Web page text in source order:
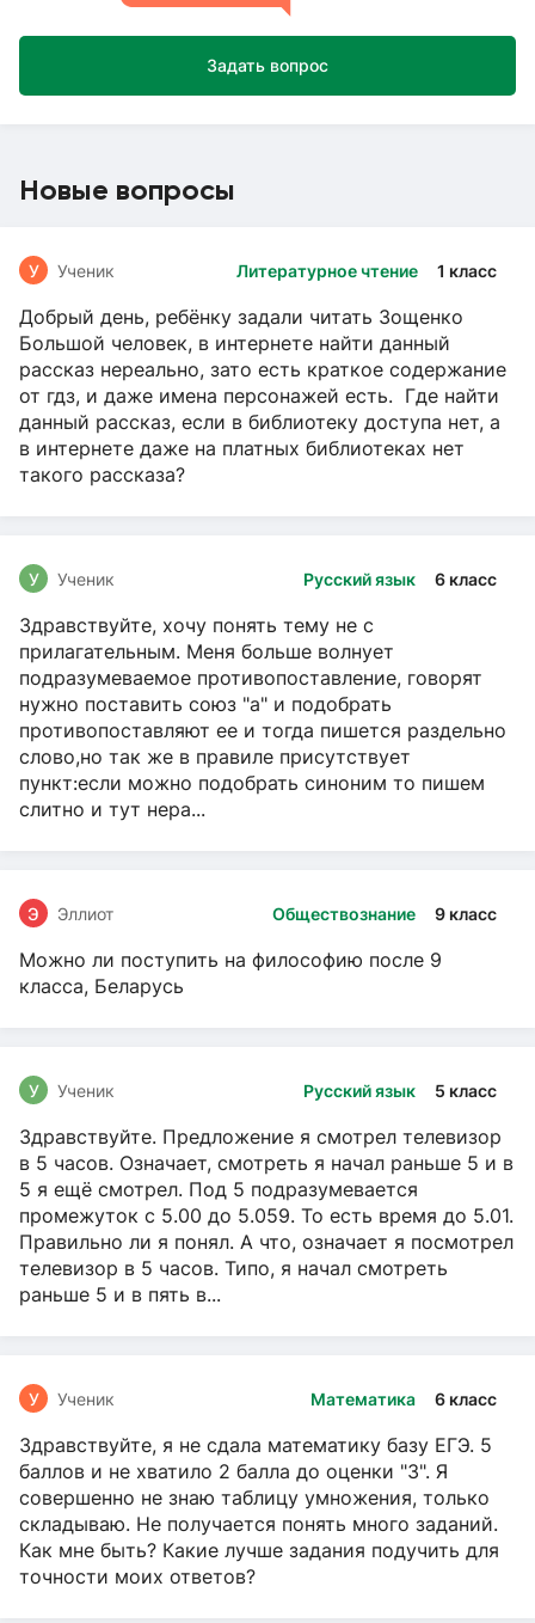
Задать вопрос
Новые вопросы
Литературное чтение 1 класс
У Ученик
Добрый день, ребёнку задали читать Зощенко
Большой человек, в интернете найти данный
рассказ нереально, зато есть краткое содержание
от гдз, и даже имена персонажей есть. Где найти
данный рассказ, если в библиотеку доступа нет, а
в интернете даже на платных библиотеках нет
такого рассказа?
Русский язык 6 класс
У Ученик
Здравствуйте, хочу понять тему не с
прилагательным. Меня больше волнует
подразумеваемое противопоставление, говорят
нужно поставить союз "а" и подобрать
противопоставляют ее и тогда пишется раздельно
слово,но так же в правиле присутствует
пункт:если можно подобрать синоним то пишем
слитно и тут нера...
Обществознание 9 класс
Э Эллиот
Можно ли поступить на философию после 9
класса, Беларусь
Русский язык 5 класс
У Ученик
Здравствуйте. Предложение я смотрел телевизор
в 5 часов. Означает, смотреть я начал раньше 5 и в
5 я ещё смотрел. Под 5 подразумевается
промежуток с 5.00 до 5.059. То есть время до 5.01.
Правильно ли я понял. А что, означает я посмотрел
телевизор в 5 часов. Типо, я начал смотреть
раньше 5 и в пять в...
Математика 6 класс
У Ученик
Здравствуйте, я не сдала математику базу ЕГЭ. 5
баллов и не хватило 2 балла до оценки "3". Я
совершенно не знаю таблицу умножения, только
складываю. Не получается понять много заданий.
Как мне быть? Какие лучше задания подучить для
точности моих ответов?